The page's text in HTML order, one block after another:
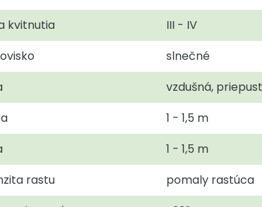
kvitnutia
III - IV
slnečné
vzdušná,
1 - 1,5 m
1 - 1,5 m
rastu
pomaly rastúca